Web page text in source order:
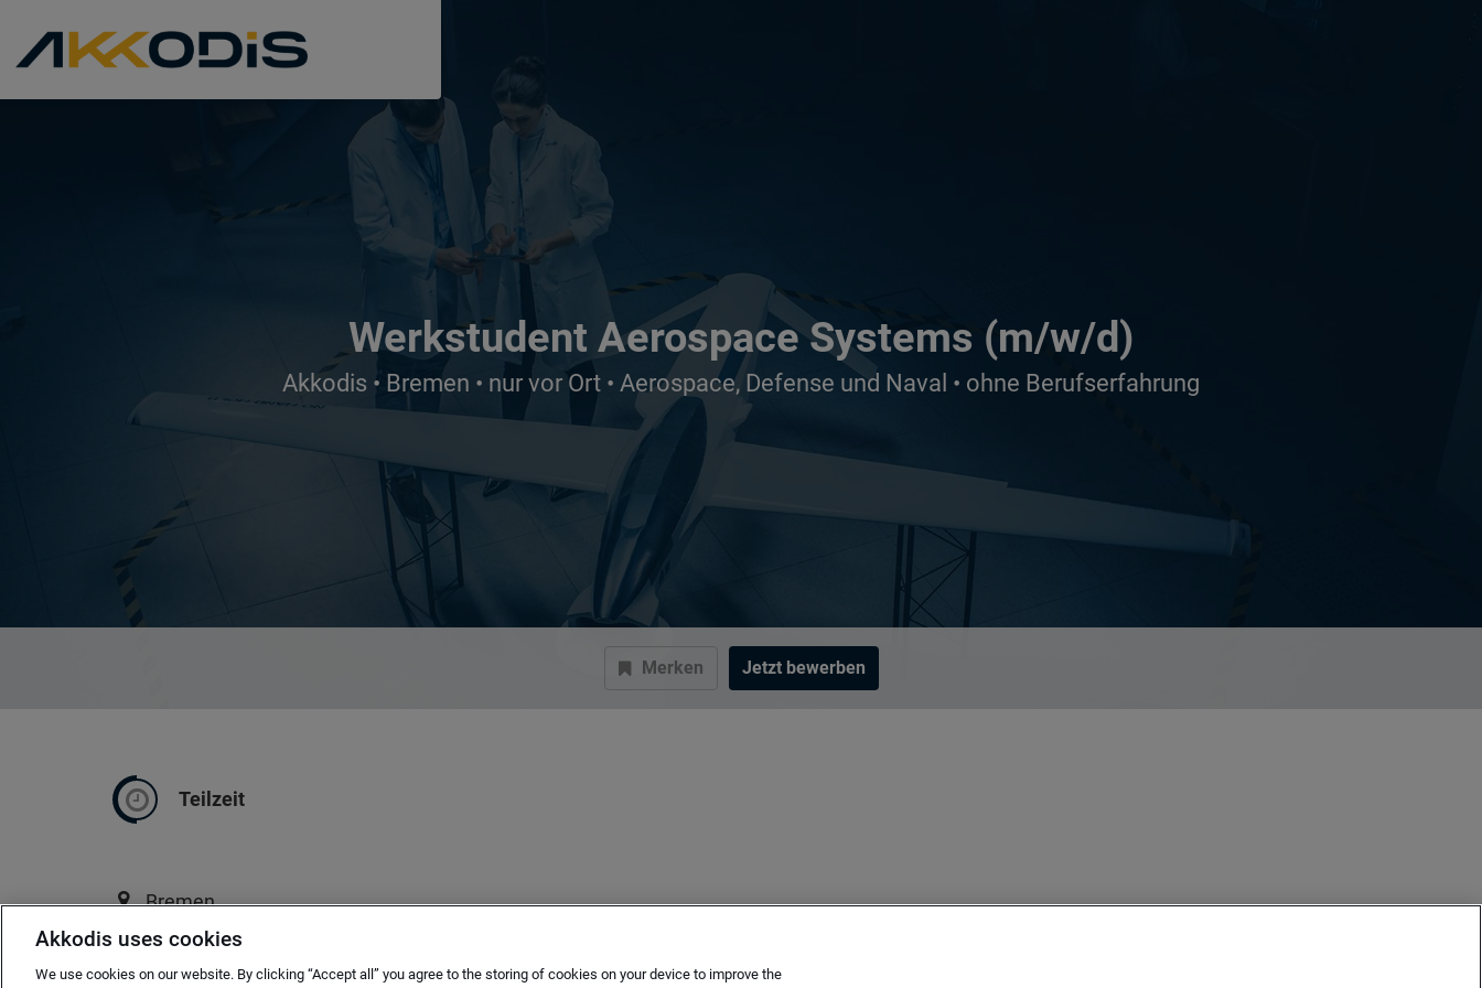
Werkstudent Aerospace Systems (m/w/d)
Akkodis • Bremen • nur vor Ort • Aerospace, Defense und Naval • ohne Berufserfahrung
Merken Jetzt bewerben
Teilzeit
Bremen
ab sofort
Akkodis uses cookies
We use cookies on our website. By clicking “Accept all” you agree to the storing of cookies on your device to improve the